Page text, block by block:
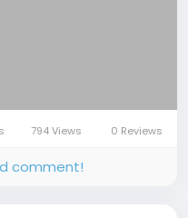
794 Views 0 Reviews
comment!